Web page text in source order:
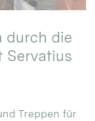
durch die
Servatius
Treppen für